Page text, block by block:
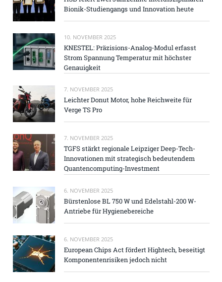
Bionik-Studiengangs und Innovation heute
10. NOVEMBER 2025
KNESTEL: Präzisions-Analog-Modul erfasst
Strom Spannung Temperatur mit höchster
Genauigkeit
7. NOVEMBER 2025
Leichter Donut Motor, hohe Reichweite für
Verge TS Pro
7. NOVEMBER 2025
TGFS stärkt regionale Leipziger Deep-Tech-
Innovationen mit strategisch bedeutendem
Quantencomputing-Investment
6. NOVEMBER 2025
Bürstenlose BL 750 W und Edelstahl-200 W-
Antriebe für Hygienebereiche
6. NOVEMBER 2025
European Chips Act fördert Hightech, beseitigt
Komponentenrisiken jedoch nicht